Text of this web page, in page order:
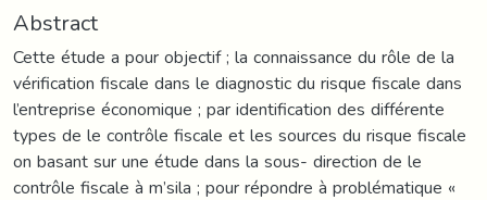
Abstract
Cette étude a pour objectif ; la connaissance du rôle de la
vérification fiscale dans le diagnostic du risque fiscale dans
l’entreprise économique ; par identification des différente
types de le contrôle fiscale et les sources du risque fiscale
on basant sur une étude dans la sous- direction de le
contrôle fiscale à m’sila ; pour répondre à problématique «